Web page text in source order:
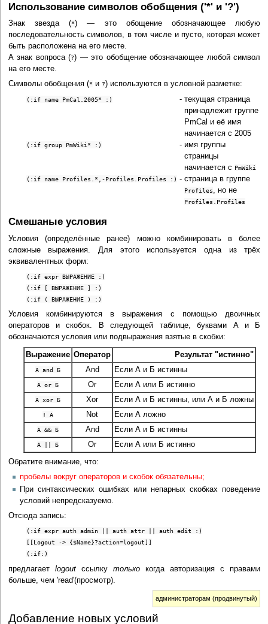
Использование символов обобщения ('*' и '?')
Знак звезда (*) — это обощение обозначающее любую
последовательность символов, в том числе и пусто, которая может
быть расположена на его месте.
А знак вопроса (?) — это обобщение обозначающее любой символ
на его месте.
Символы обобщения (* и ?) используются в условной разметке:
(:if name PmCal.2005* :) - текущая страница
принадлежит группе
PmCal и её имя
начинается с 2005
(:if group PmWiki* :) - имя группы
страницы
начинается с PmWiki
(:if name Profiles.*,-Profiles.Profiles :) - страница в группе
Profiles , но не
Profiles.Profiles
Смешаные условия
Условия (определённые ранее) можно комбинировать в более
сложные выражения. Для этого используется одна из трёх
эквивалентных форм:
(:if expr ВЫРАЖЕНИЕ :)
(:if [ ВЫРАЖЕНИЕ ] :)
(:if ( ВЫРАЖЕНИЕ ) :)
Условия комбинируются в выражения с помощью двоичных
операторов и скобок. В следующей таблице, буквами А и Б
обозначаются условия или подвыражения взятые в скобки:
Выражение Оператор Результат "истинно"
А and Б And Если А и Б истинны
А or Б Or Если А или Б истинно
А xor Б Xor Если А и Б истинны, или А и Б ложны
! A Not Если А ложно
А && Б And Если А и Б истинны
А || Б Or Если А или Б истинно
Обратите внимание, что:
пробелы вокруг операторов и скобок обязательны;
При синтаксических ошибках или непарных скобках поведение
условий непредсказуемо.
Отсюда запись:
(:if expr auth admin || auth attr || auth edit :)
[[Logout -> {$Name}?action=logout]]
(:if:)
предлагает logoutссылку толькокогда авторизация с правами
больше, чем 'read'(просмотр).
администраторам (продвинутый)
Добавление новых условий